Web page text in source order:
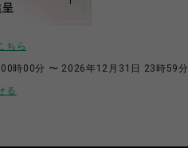
ちら
時00分 〜 2026年12月31日 23時59分
る